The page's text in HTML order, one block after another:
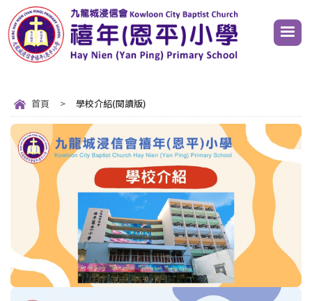
首頁 > 學校介紹(閱讀版)